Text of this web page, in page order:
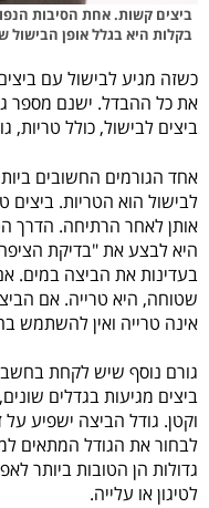
ביצים קשות. אחת הסיבות
בקלות היא בגלל אופן הבישול
כשזה מגיע לבישול עם
את כל ההבדל. ישנם מספר
ביצים לבישול, כולל טריות,
אחד הגורמים החשובים
לבישול הוא הטריות. ביצים
אותן לאחר הרתיחה. הדרך
היא לבצע את "בדיקת
בעדינות את הביצה במים.
שטוחה, היא טרייה. אם
אינה טרייה ואין להשתמש
גורם נוסף שיש לקחת
ביצים מגיעות בגדלים
וקטן. גודל הביצה ישפיע
לבחור את הגודל המתאים
גדולות הן הטובות ביותר
לטיגון או עלייה.